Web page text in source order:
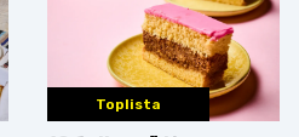
Toplista